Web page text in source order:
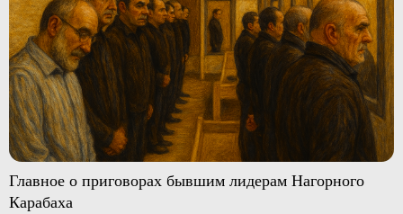
Главное о приговорах бывшим лидерам Нагорного
Карабаха